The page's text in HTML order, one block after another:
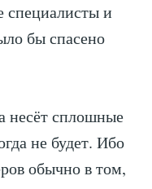
специалисты и
бы спасено
несёт сплошные
не будет. Ибо
обычно в том,